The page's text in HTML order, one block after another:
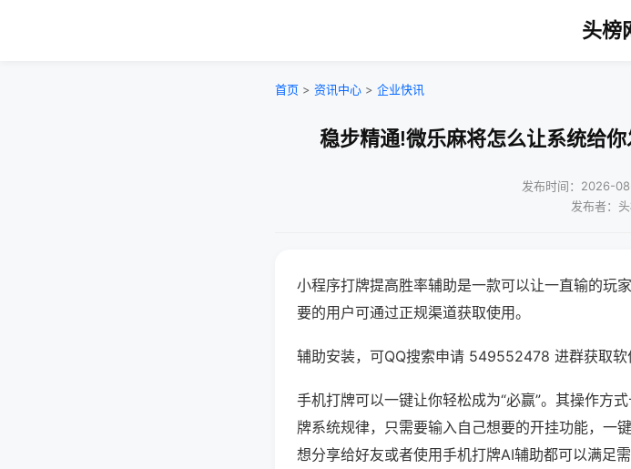
头榜
首页 > 资讯中心 > 企业快讯
稳步精通!微乐麻将怎么让系统给
发布时间：2026-
发布者：
小程序打牌提高胜率辅助是一款可以让一直输的玩
要的用户可通过正规渠道获取使用。
辅助安装，可QQ搜索申请 549552478 进群获取软
手机打牌可以一键让你轻松成为“必赢”。其操作方
牌系统规律，只需要输入自己想要的开挂功能，一
想分享给好友或者使用手机打牌AI辅助都可以满足需